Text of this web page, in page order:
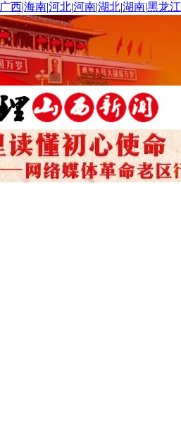
广西|海南|河北|河南|湖北|湖南|黑龙江